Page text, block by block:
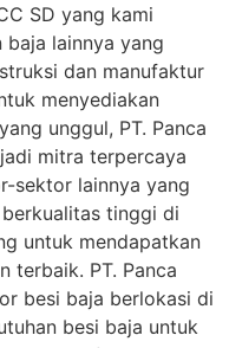
SD yang kami
lainnya yang
dan manufaktur
menyediakan
unggul, PT. Panca
mitra terpercaya
sektor lainnya yang
tinggi di
untuk mendapatkan
terbaik. PT. Panca
besi baja berlokasi di
besi baja untuk